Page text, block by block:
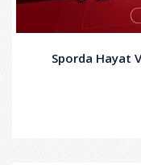
Sporda Hayat